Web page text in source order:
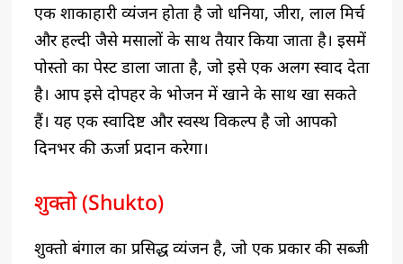
एक शाकाहारी व्यंजन होता है जो धनिया, जीरा, लाल मिर्च
और हल्दी जैसे मसालों के साथ तैयार किया जाता है। इसमें
पोस्तो का पेस्ट डाला जाता है, जो इसे एक अलग स्वाद देता
है। आप इसे दोपहर के भोजन में खाने के साथ खा सकते
हैं। यह एक स्वादिष्ट और स्वस्थ विकल्प है जो आपको
दिनभर की ऊर्जा प्रदान करेगा।
शुक्तो (Shukto)
शुक्तो बंगाल का प्रसिद्ध व्यंजन है, जो एक प्रकार की सब्जी